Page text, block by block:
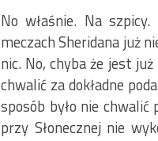
No właśnie. Na
meczach Sheridana już
nic. No, chyba że jest
chwalić za dokładne
sposób było nie
przy Słonecznej nie